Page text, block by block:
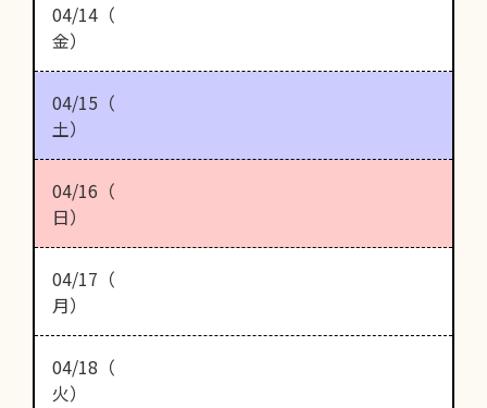
04/14（
金）
04/15（
土）
04/16（
日）
04/17（
月）
04/18（
火）